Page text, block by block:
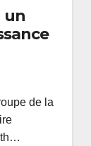
un
de la